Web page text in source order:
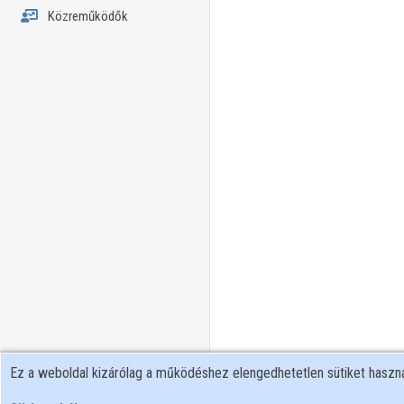
Közreműködők
Ez a weboldal kizárólag a működéshez elengedhetetlen sütiket